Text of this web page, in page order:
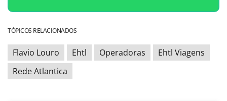
TÓPICOS RELACIONADOS
Flavio Louro Ehtl Operadoras
Ehtl Viagens
Rede Atlantica